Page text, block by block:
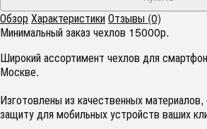
ОбзорХарактеристикиОтзывы (0)
Минимальный заказ чехлов 15000р.
Широкий ассортимент чехлов для
Москве.
Изготовлены из качественных
защиту для мобильных устройств ваших